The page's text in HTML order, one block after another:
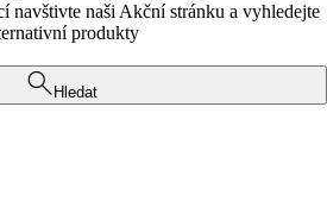
navštivte naši Akční stránku a vyhledejte
produkty
Hledat